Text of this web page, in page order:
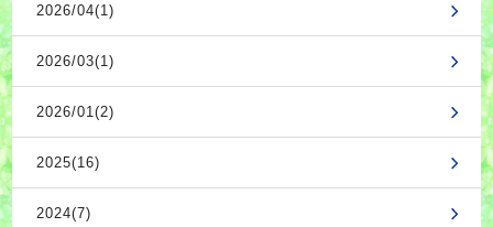
2026/04(1)
2026/03(1)
2026/01(2)
2025(16)
2024(7)